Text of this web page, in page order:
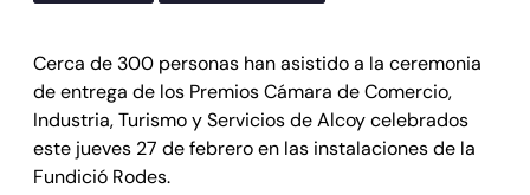
Cerca de 300 personas han asistido a la ceremonia
de entrega de los Premios Cámara de Comercio,
Industria, Turismo y Servicios de Alcoy celebrados
este jueves 27 de febrero en las instalaciones de la
Fundició Rodes.